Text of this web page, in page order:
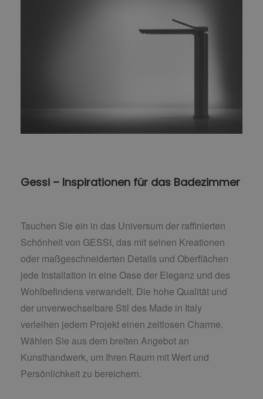
Gessi – Inspirationen für das Badezimmer
Tauchen Sie ein in das Universum der raffinierten
Schönheit von GESSI, das mit seinen Kreationen
oder maßgeschneiderten Details und Oberflächen
jede Installation in eine Oase der Eleganz und des
Wohlbefindens verwandelt. Die hohe Qualität und
der unverwechselbare Stil des Made in Italy
verleihen jedem Projekt einen zeitlosen Charme.
Wählen Sie aus dem breiten Angebot an
Kunsthandwerk, um Ihren Raum mit Wert und
Persönlichkeit zu bereichern.